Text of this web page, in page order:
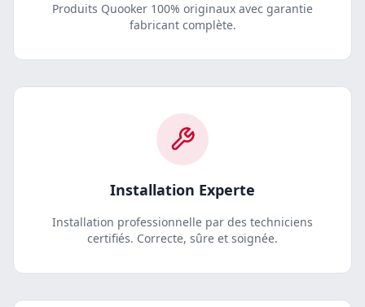
Produits Quooker 100% originaux avec garantie
fabricant complète.
Installation Experte
Installation professionnelle par des techniciens
certifiés. Correcte, sûre et soignée.